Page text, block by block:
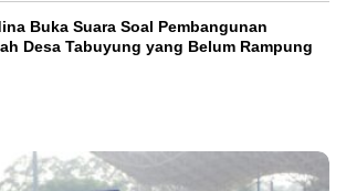
Buka Suara Soal Pembangunan
Desa Tabuyung yang Belum Rampung